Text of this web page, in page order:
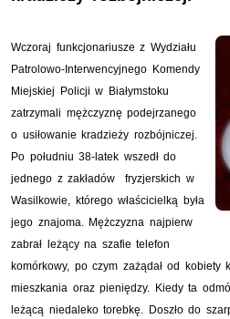
Wczoraj funkcjonariusze z Wydziału
Patrolowo-Interwencyjnego Komendy
Miejskiej Policji w Białymstoku
zatrzymali mężczyznę podejrzanego
o usiłowanie kradzieży rozbójniczej.
Po południu 38-latek wszedł do
jednego z zakładów fryzjerskich w
Wasilkowie, którego właścicielką była
jego znajoma. Mężczyzna najpierw
zabrał leżący na szafie telefon
komórkowy, po czym zażądał od kobiety
mieszkania oraz pieniędzy. Kiedy ta
leżącą niedaleko torebkę. Doszło do